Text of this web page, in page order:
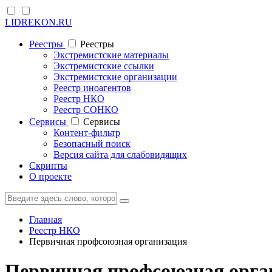
LIDREKON.RU
Реестры
Реестры
Экстремистские материалы
Экстремистские ссылки
Экстремистские организации
Реестр иноагентов
Реестр НКО
Реестр СОНКО
Cервисы
Cервисы
Контент-фильтр
Безопасный поиск
Версия сайта для слабовидящих
Скрипты
О проекте
Главная
Реестр НКО
Первичная профсоюзная организация